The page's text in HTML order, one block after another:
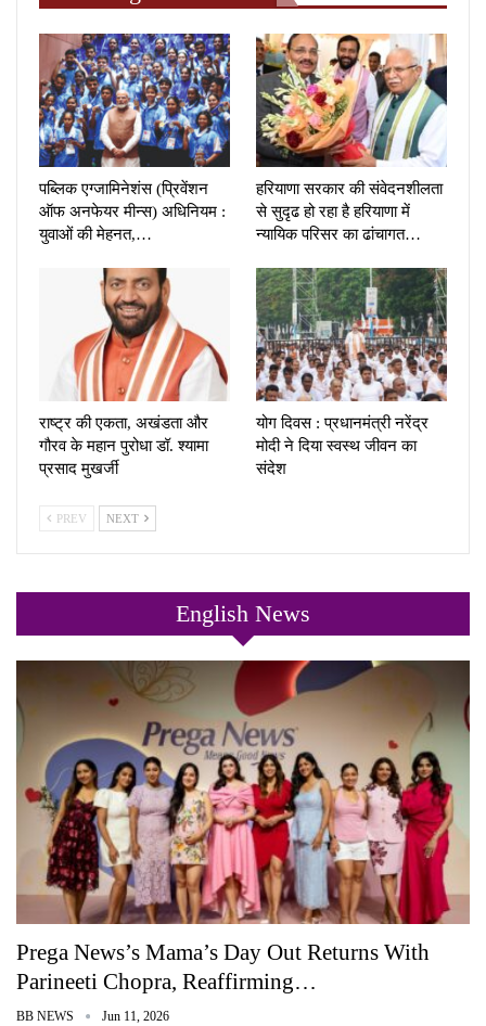
पब्लिक एग्जामिनेशंस (प्रिवेंशन
ऑफ अनफेयर मीन्स) अधिनियम :
युवाओं की मेहनत,…
हरियाणा सरकार की संवेदनशीलता
से सुदृढ हो रहा है हरियाणा में
न्यायिक परिसर का ढांचागत…
राष्ट्र की एकता, अखंडता और
गौरव के महान पुरोधा डॉ. श्यामा
प्रसाद मुखर्जी
योग दिवस : प्रधानमंत्री नरेंद्र
मोदी ने दिया स्वस्थ जीवन का
संदेश
PREV NEXT
English News
Prega News’s Mama’s Day Out Returns With
Parineeti Chopra, Reaffirming…
BB NEWS Jun 11, 2026